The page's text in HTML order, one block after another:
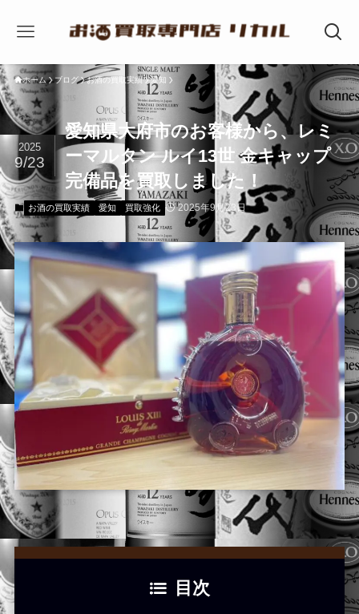
ホーム ブログ お酒の買取実績 愛知
愛知県大府市のお客様から、レミ
ーマルタン ルイ13世 金キャップ
完備品を買取しました！
2025
9/23
お酒の買取実績 愛知 買取強化 2025年9月23日
目次